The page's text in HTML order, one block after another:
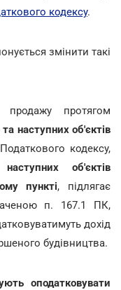
кодексу.
змінити такі
протягом
та наступних об'єктів
кодексу,
об'єктів
пункті, підлягає
п. 167.1 ПК,
дохід
будівництва.
оподатковувати